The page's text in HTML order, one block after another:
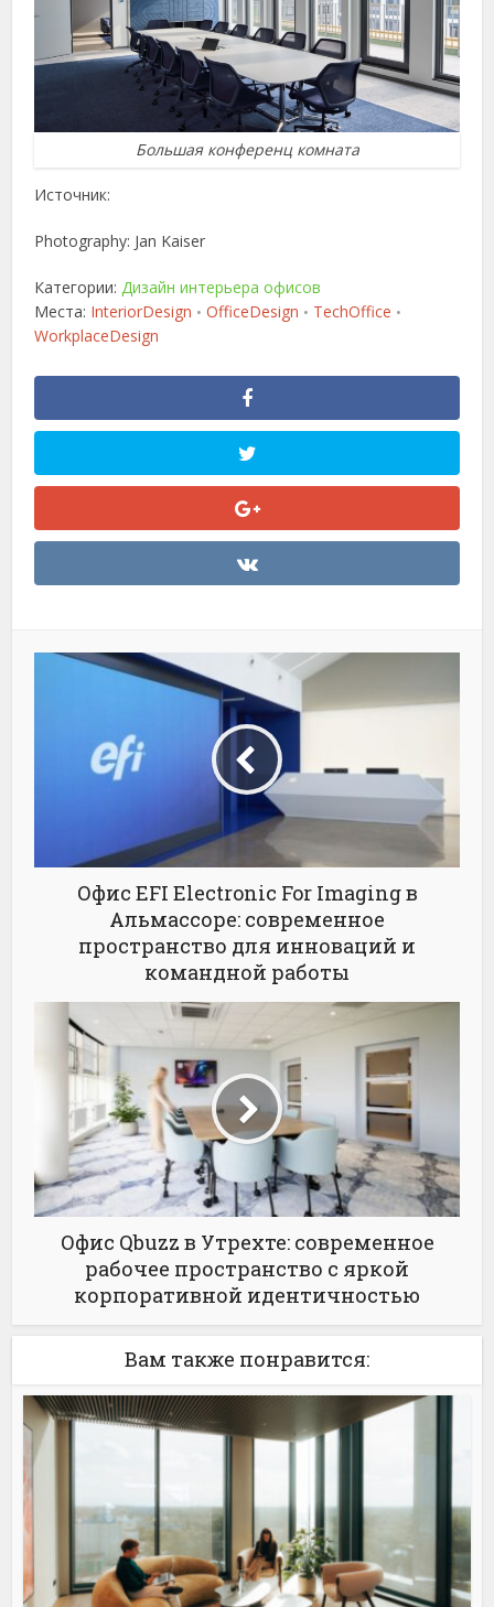
Большая конференц комната
Источник:
Photography: Jan Kaiser
Категории:Дизайн интерьера офисов
Места: InteriorDesign • OfficeDesign • TechOffice •
WorkplaceDesign
Офис EFI Electronic For Imaging в
Альмассоре: современное
пространство для инноваций и
командной работы
Офис Qbuzz в Утрехте: современное
рабочее пространство с яркой
корпоративной идентичностью
Вам также понравится: